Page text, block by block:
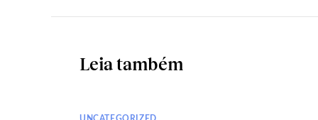
Leia também